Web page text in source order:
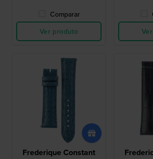
Comparar
Ver produto
Frederique Constant